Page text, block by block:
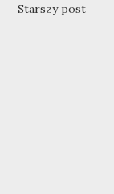
Starszy post